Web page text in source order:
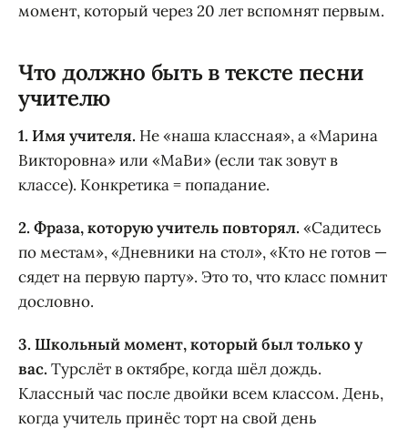
момент, который через 20 лет вспомнят первым.
Что должно быть в тексте песни
учителю
1. Имя учителя. Не «наша классная», а «Марина
Викторовна» или «МаВи» (если так зовут в
классе). Конкретика = попадание.
2. Фраза, которую учитель повторял. «Садитесь
по местам», «Дневники на стол», «Кто не готов —
сядет на первую парту». Это то, что класс помнит
дословно.
3. Школьный момент, который был только у
вас. Турслёт в октябре, когда шёл дождь.
Классный час после двойки всем классом. День,
когда учитель принёс торт на свой день